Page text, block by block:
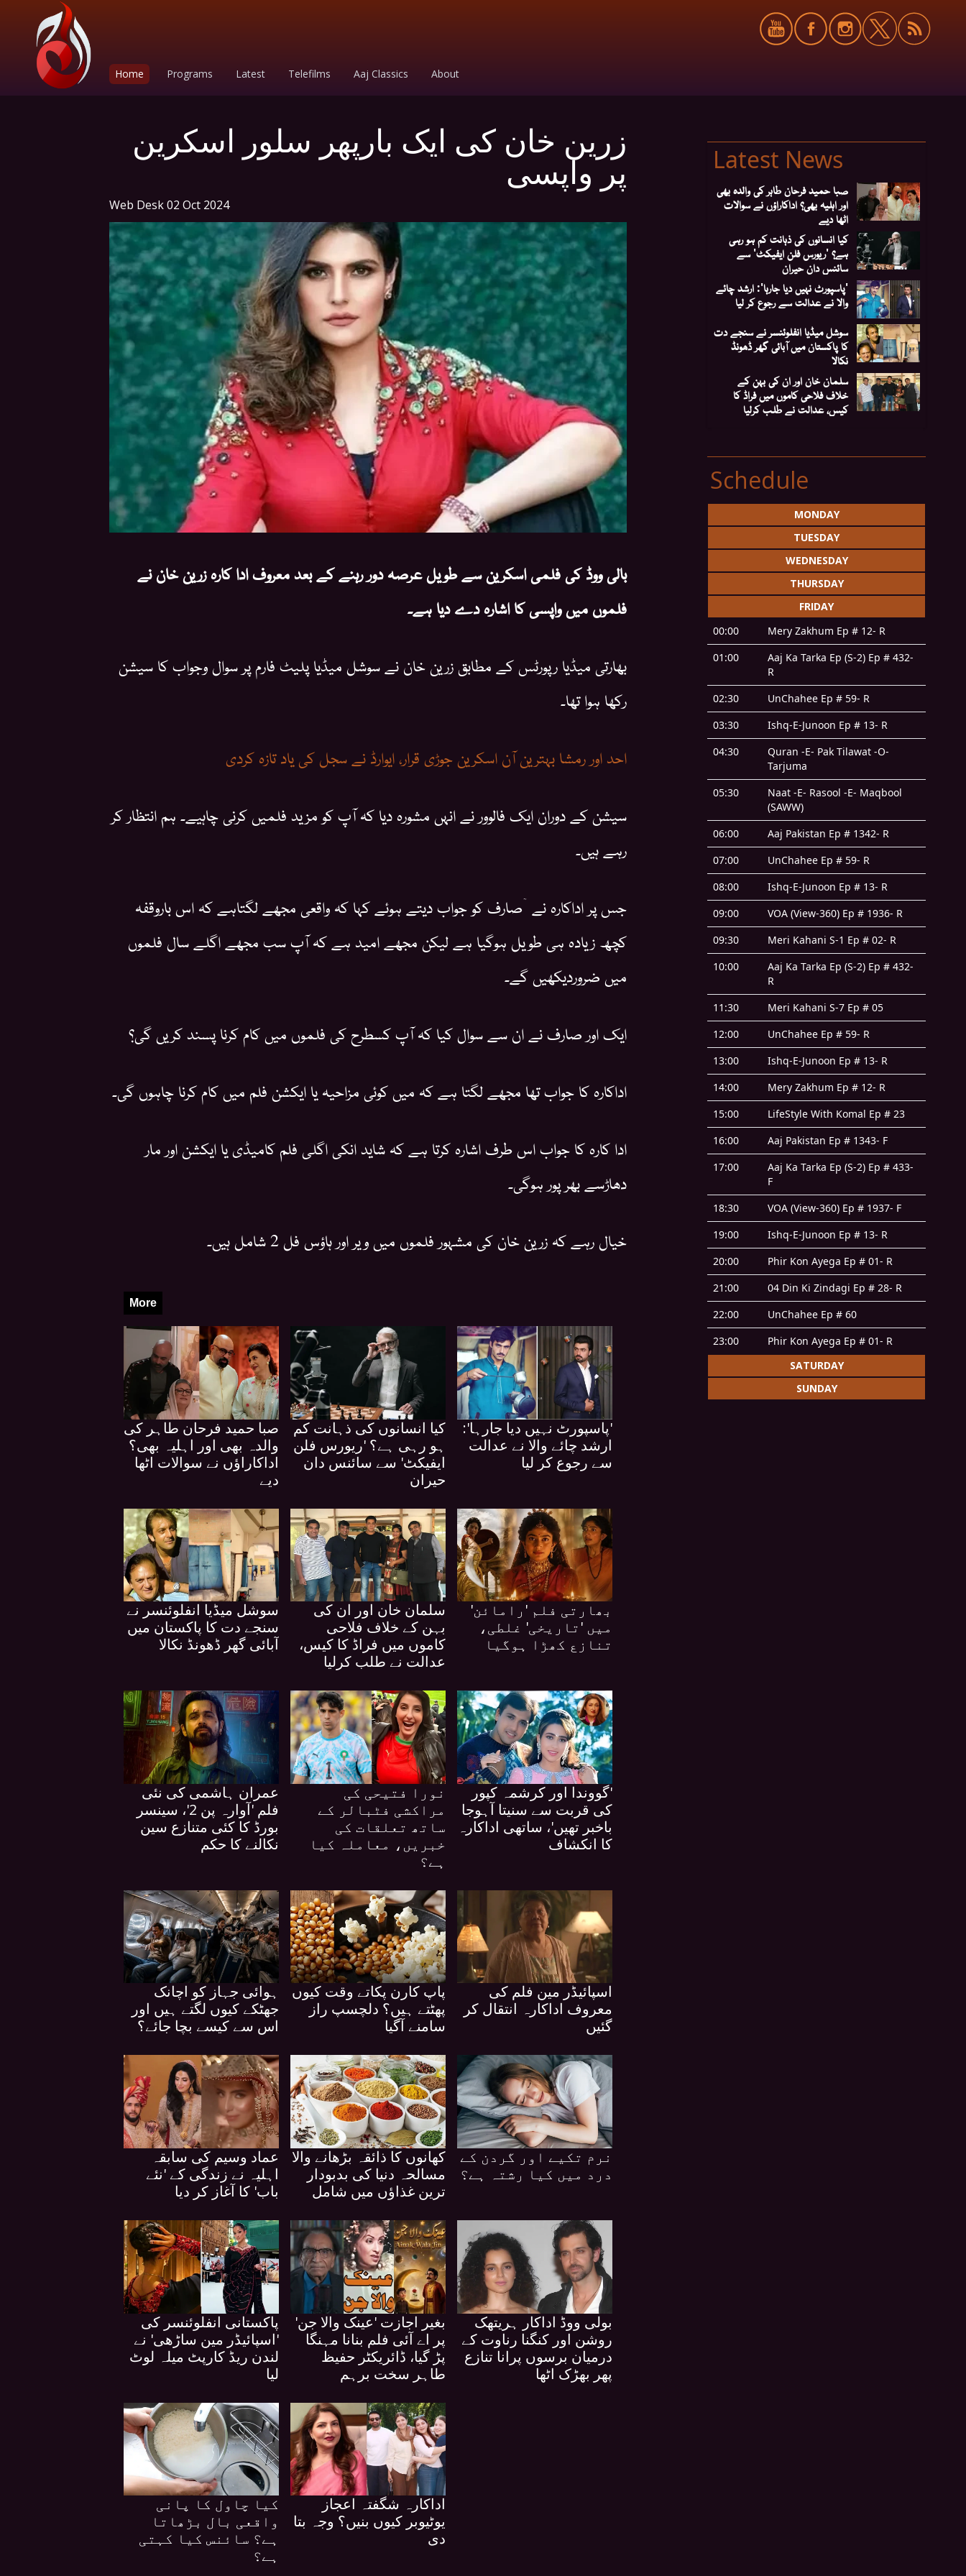
Home Programs Latest Telefilms Aaj Classics About
زرین خان کی ایک بارپھر سلور اسکرین
پر واپسی
Web Desk02 Oct 2024
بالی ووڈ کی فلمی اسکرین سے طویل عرصہ دور رہنے کے بعد معروف ادا کارہ زرین خان نے
فلموں میں واپسی کا اشارہ دے دیا ہے۔
بھارتی میڈیا رپورٹس کے مطابق زرین خان نے سوشل میڈیا پلیٹ فارم پر سوال وجواب کا سیشن
رکھا ہوا تھا۔
احد اور رمشا بہترین آن اسکرین جوڑی قرار، ایوارڈ نے سجل کی یاد تازہ کردی
سیشن کے دوران ایک فالوور نے انہں مشورہ دیا کہ آپ کو مزید فلمیں کرنی چاہیے۔ ہم انتظار کر
رہے ہیں۔
جس پر اداکارہ نے ۤصارف کو جواب دیتے ہوئے کہا کہ واقعی مجھے لگتاہے کہ اس باروقفہ
کچھ زیادہ ہی طویل ہوگیا ہے لیکن مجھے امید ہے کہ آپ سب مجھے اگلے سال فلموں
میں ضروردیکھیں گے۔
ایک اور صارف نے ان سے سوال کیا کہ آپ کسطرح کی فلموں میں کام کرنا پسند کریں گی؟
اداکارہ کا جواب تھا مجھے لگتا ہے کہ میں کوئی مزاحیہ یا ایکشن فلم میں کام کرنا چاہوں گی۔
ادا کارہ کا جواب اس طرف اشارہ کرتا ہے کہ شاید انکی اگلی فلم کامیڈی یا ایکشن اور مار
دھاڑسے بھر پور ہوگی۔
خیال رہے کہ زرین خان کی مشہور فلموں میں ویر اور ہاؤس فل 2 شامل ہیں۔
More
صبا حمید فرحان طاہر کی
والدہ بھی اور اہلیہ بھی؟
اداکاراؤں نے سوالات اٹھا
دیے
کیا انسانوں کی ذہانت کم
ہو رہی ہے؟ 'ریورس فلن
ایفیکٹ' سے سائنس دان
حیران
'پاسپورٹ نہیں دیا جارہا':
ارشد چائے والا نے عدالت
سے رجوع کر لیا
سوشل میڈیا انفلوئنسر نے
سنجے دت کا پاکستان میں
آبائی گھر ڈھونڈ نکالا
سلمان خان اور ان کی
بہن کے خلاف فلاحی
کاموں میں فراڈ کا کیس،
عدالت نے طلب کرلیا
بھارتی فلم 'رامائن'
میں 'تاریخی' غلطی،
تنازع کھڑا ہوگیا
عمران ہاشمی کی نئی
فلم 'آوارہ پن 2'، سینسر
بورڈ کا کئی متنازع سین
نکالنے کا حکم
نورا فتیحی کی
مراکشی فٹبالر کے
ساتھ تعلقات کی
خبریں، معاملہ کیا
ہے؟
'گووندا اور کرشمہ کپور
کی قربت سے سنیتا آہوجا
باخبر تھیں'، ساتھی اداکارہ
کا انکشاف
ہوائی جہاز کو اچانک
جھٹکے کیوں لگتے ہیں اور
اس سے کیسے بچا جائے؟
پاپ کارن پکاتے وقت کیوں
پھٹتے ہیں؟ دلچسپ راز
سامنے آگیا
اسپائیڈر مین فلم کی
معروف اداکارہ انتقال کر
گئیں
عماد وسیم کی سابقہ
اہلیہ نے زندگی کے 'نئے
باب' کا آغاز کر دیا
کھانوں کا ذائقہ بڑھانے والا
مسالحہ دنیا کی بدبودار
ترین غذاؤں میں شامل
نرم تکیے اور گردن کے
درد میں کیا رشتہ ہے؟
پاکستانی انفلوئنسر کی
'اسپائیڈر مین ساڑھی' نے
لندن ریڈ کارپٹ میلہ لوٹ
لیا
بغیر اجازت 'عینک والا جن'
پر اے آئی فلم بنانا مہنگا
پڑ گیا، ڈائریکٹر حفیظ
طاہر سخت برہم
بولی ووڈ اداکار ہریتھک
روشن اور کنگنا رناوت کے
درمیان برسوں پرانا تنازع
پھر بھڑک اٹھا
کیا چاول کا پانی
واقعی بال بڑھاتا
ہے؟ سائنس کیا کہتی
ہے؟
اداکارہ شگفتہ اعجاز
یوٹیوبر کیوں بنیں؟ وجہ بتا
دی
Latest News
صبا حمید فرحان طاہر کی والدہ بھی
اور اہلیہ بھی؟ اداکاراؤں نے سوالات
اٹھا دیے
کیا انسانوں کی ذہانت کم ہو رہی
ہے؟ 'ریورس فلن ایفیکٹ' سے
سائنس دان حیران
'پاسپورٹ نہیں دیا جارہا': ارشد چائے
والا نے عدالت سے رجوع کر لیا
سوشل میڈیا انفلوئنسر نے سنجے دت
کا پاکستان میں آبائی گھر ڈھونڈ
نکالا
سلمان خان اور ان کی بہن کے
خلاف فلاحی کاموں میں فراڈ کا
کیس، عدالت نے طلب کرلیا
Schedule
MONDAY
TUESDAY
WEDNESDAY
THURSDAY
FRIDAY
00:00
Mery Zakhum Ep # 12- R
01:00
Aaj Ka Tarka Ep (S-2) Ep # 432-
R
02:30
UnChahee Ep # 59- R
03:30
Ishq-E-Junoon Ep # 13- R
04:30
Quran -E- Pak Tilawat -O-
Tarjuma
05:30
Naat -E- Rasool -E- Maqbool
(SAWW)
06:00
Aaj Pakistan Ep # 1342- R
07:00
UnChahee Ep # 59- R
08:00
Ishq-E-Junoon Ep # 13- R
09:00
VOA (View-360) Ep # 1936- R
09:30
Meri Kahani S-1 Ep # 02- R
10:00
Aaj Ka Tarka Ep (S-2) Ep # 432-
R
11:30
Meri Kahani S-7 Ep # 05
12:00
UnChahee Ep # 59- R
13:00
Ishq-E-Junoon Ep # 13- R
14:00
Mery Zakhum Ep # 12- R
15:00
LifeStyle With Komal Ep # 23
16:00
Aaj Pakistan Ep # 1343- F
17:00
Aaj Ka Tarka Ep (S-2) Ep # 433-
F
18:30
VOA (View-360) Ep # 1937- F
19:00
Ishq-E-Junoon Ep # 13- R
20:00
Phir Kon Ayega Ep # 01- R
21:00
04 Din Ki Zindagi Ep # 28- R
22:00
UnChahee Ep # 60
23:00
Phir Kon Ayega Ep # 01- R
SATURDAY
SUNDAY